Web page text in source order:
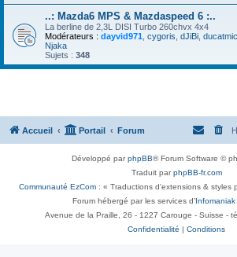
..: Mazda6 MPS & Mazdaspeed 6 :..
La berline de 2,3L DISI Turbo 260chvx 4x4
Modérateurs : dayvid971 cygoris dJiBi
Njaka
Sujets : 348
Accueil Portail Forum
Développé parphpBB® Forum Software ©
Traduit parphpBB-fr.com
Communauté EzCom : « Traductions d'extensions & styles
Forum hébergé par les services d’
Avenue de la Praille, 26 - 1227 Carouge - Suisse -
Confidentialité | Conditions